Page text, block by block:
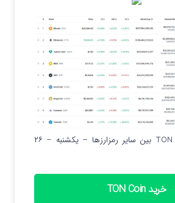
جایگاه ارز دیجیتال TON بین سایر رمزارزها – یکشنبه – ۲۶
خرید TON Coin